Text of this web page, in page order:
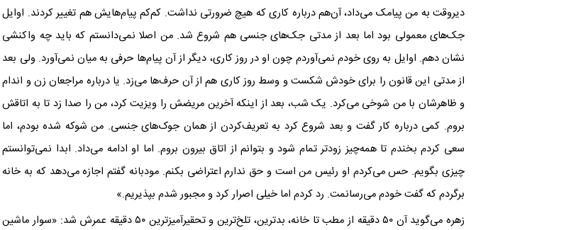
دیر‌وقت به من پیامک می‌داد، آن‌هم درباره کاری که هیچ ضرورتی نداشت. کم‌کم پیام‌هایش هم تغییر کردند. اوایل
جک‌های معمولی بود اما بعد از مدتی جک‌های جنسی هم شروع شد. من اصلا نمی‌دانستم که باید چه واکنشی
نشان دهم. اوایل به روی خودم نمی‌آوردم چون او در روز کاری، دیگر از آن پیام‌ها حرفی به میان نمی‌آورد. ولی بعد
از مدتی این قانون را برای خودش شکست و وسط روز کاری هم از آن حرف‌ها می‌زد. یا درباره مراجعان زن و اندام
و ظاهرشان با من شوخی می‌کرد. یک شب، بعد از اینکه آخرین مریضش را ویزیت کرد، من را صدا زد تا به اتاقش
بروم. کمی درباره کار گفت و بعد شروع کرد به تعریف‌کردن از همان جوک‌های جنسی. من شوکه شده بودم، اما
سعی کردم بخندم تا همه‌چیز زودتر تمام شود و بتوانم از اتاق بیرون بروم. اما او ادامه می‌داد. ابدا نمی‌توانستم
چیزی بگویم. حس می‌کردم او رئیس من است و حق ندارم اعتراضی بکنم. مودبانه گفتم اجازه می‌دهد که به خانه
برگردم که گفت خودم می‌رسانمت. رد کردم اما خیلی اصرار کرد و مجبور شدم بپذیریم.»
زهره می‌گوید آن ۵۰ دقیقه از مطب تا خانه، بدترین، تلخ‌ترین و تحقیرآمیزترین ۵۰ دقیقه عمرش شد: «سوار ماشین